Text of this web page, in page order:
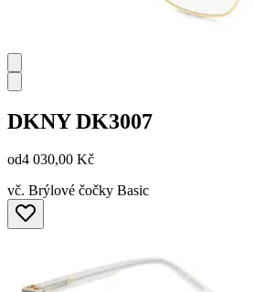
DKNY DK3007
od4 030,00 Kč
vč. Brýlové čočky Basic